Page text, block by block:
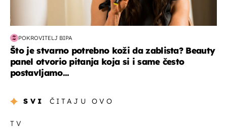
POKROVITELJ BIPA
Što je stvarno potrebno koži da zablista? Beauty
panel otvorio pitanja koja si i same često
postavljamo...
SVI ČITAJU OVO
TV